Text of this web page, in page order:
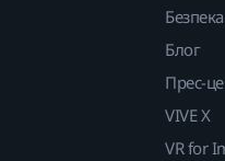
Блог
Прес-
VIVE X
VR for